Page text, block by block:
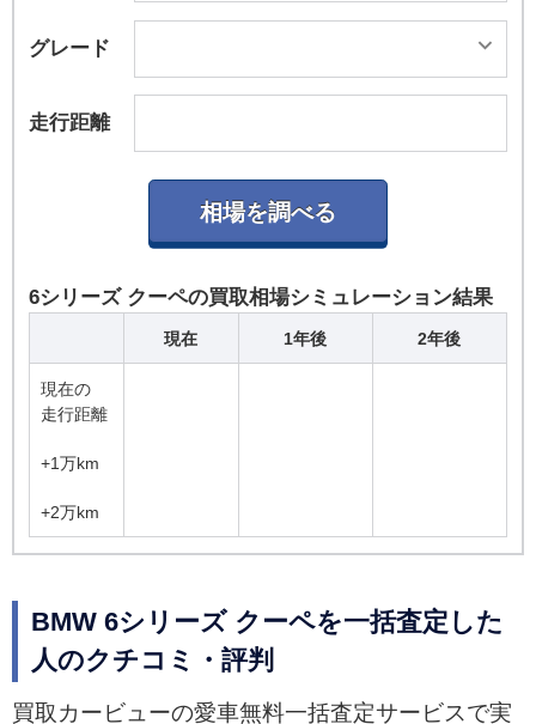
グレード
走行距離
6シリーズ クーペの買取相場シミュレーション結果
現在 1年後 2年後
現在の
走行距離
+1万km
+2万km
BMW 6シリーズ クーペを一括査定した
人のクチコミ・評判
買取カービューの愛車無料一括査定サービスで実